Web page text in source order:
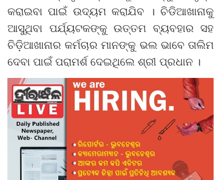
କରାଇବା ପାଇଁ ଉଦ୍ୟମ କରାଯିବ । ଚିଡିଆଖାନାକୁ
ଆସୁଥିବା ପର୍ଯ୍ୟଟକଙ୍କୁ ଉତ୍ତମ ବ୍ୟବହାର ସହ
ଚିଡ଼ିଆଖାନାର କର୍ମଚାର ମାନଙ୍କୁ ଭଲ ଭାବେ ତାଲିମ
ଦେବା ପାଇଁ ପରାମର୍ଶ ଦେଇଥିଲେ ଶ୍ରୀ ପ୍ରଧାନ ।